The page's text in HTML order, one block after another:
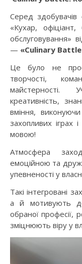
Серед здобувачів
«Кухар,
обслуговування»
— «Culinary
Це було не
творчості,
майстерності.
креативність,
вміння,
захопливих іграх
мовою!
Атмосфера
емоційною та
упевненості у
Такі інтегровані
а й мотивують
обраної професії,
зміцнюють віру у